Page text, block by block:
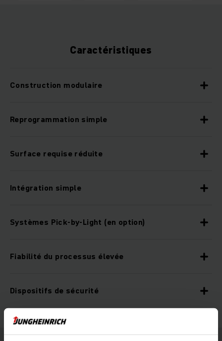
Caractéristiques
Construction modulaire
Reprogrammation simple
Surface requise réduite
Intégration simple
Systèmes Pick-by-Light (en option)
Fiabilité du processus élevée
Dispositifs de sécurité